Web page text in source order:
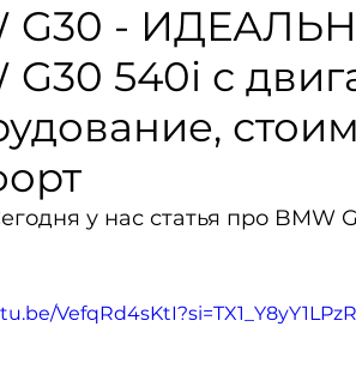
E92 335 BOOTMOD3
5 Series
G30 -
G30 540i с
у нас статья про BMW